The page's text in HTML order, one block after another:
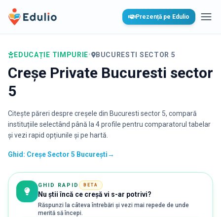
Edulio Prezență pe Edulio
EDUCAȚIE TIMPURIE• BUCURESTI SECTOR 5
Creșe Private Bucuresti sector
5
Citește păreri despre creșele din Bucuresti sector 5, compară
instituțiile selectând până la 4 profile pentru comparatorul tabelar
și vezi rapid opțiunile și pe hartă.
Ghid: Creșe Sector 5 București→
GHID RAPID BETA
Nu știi încă ce creșă vi s-ar potrivi?
Răspunzi la câteva întrebări și vezi mai repede de unde
merită să începi.